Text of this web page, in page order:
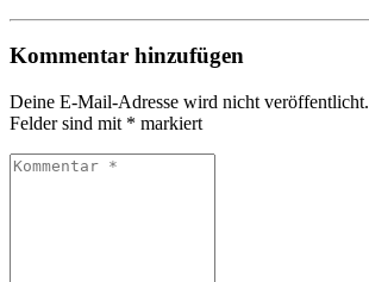
Kommentar hinzufügen
Deine E-Mail-Adresse wird nicht veröffentlicht.
Felder sind mit * markiert
Kommentar